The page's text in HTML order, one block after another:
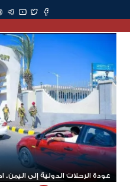
عودة الرحلات الدولية إلى